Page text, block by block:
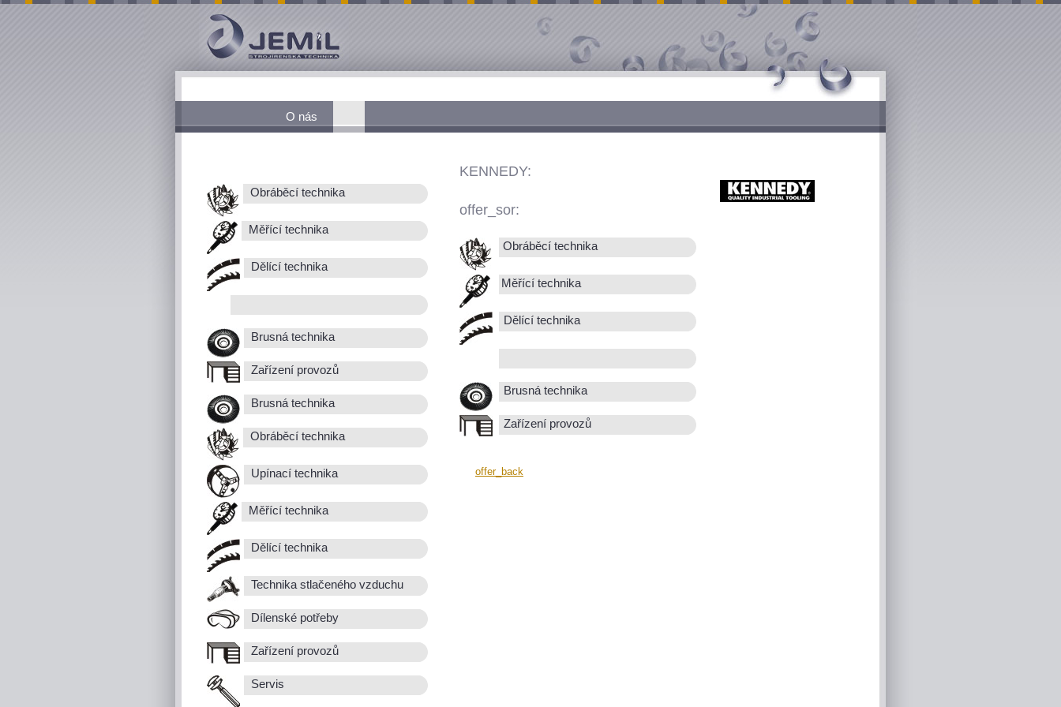
O nás
Obráběcí technika
Měřící technika
Dělící technika
Brusná technika
Zařízení provozů
Brusná technika
Obráběcí technika
Upínací technika
Měřící technika
Dělící technika
Technika stlačeného vzduchu
Dílenské potřeby
Zařízení provozů
Servis
KENNEDY:
offer_sor:
Obráběcí technika
Měřící technika
Dělící technika
Brusná technika
Zařízení provozů
offer_back